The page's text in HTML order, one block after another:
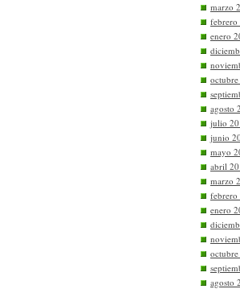
marzo
febrero
enero
agosto
julio
junio
mayo
abril
marzo
febrero
enero
agosto